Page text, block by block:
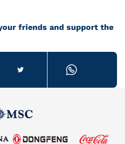
friends and support the